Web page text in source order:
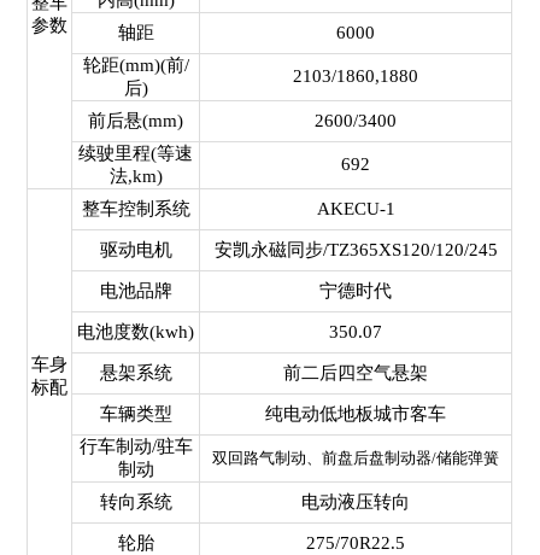
参数
轴距
6000
轮距(mm)(前/
后)
2103/1860,1880
前后悬(mm)
2600/3400
续驶里程(等速
法,km)
692
车身
标配
整车控制系统 AKECU-1
驱动电机 安凯永磁同步/TZ365XS120/120/245
电池品牌 宁德时代
电池度数(kwh) 350.07
悬架系统 前二后四空气悬架
车辆类型
纯电动低地板城市客车
行车制动/驻车
制动
双回路气制动、前盘后盘制动器/储能弹簧
转向系统 电动液压转向
轮胎 275/70R22.5